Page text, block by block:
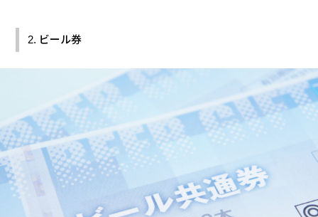
2. ビール券